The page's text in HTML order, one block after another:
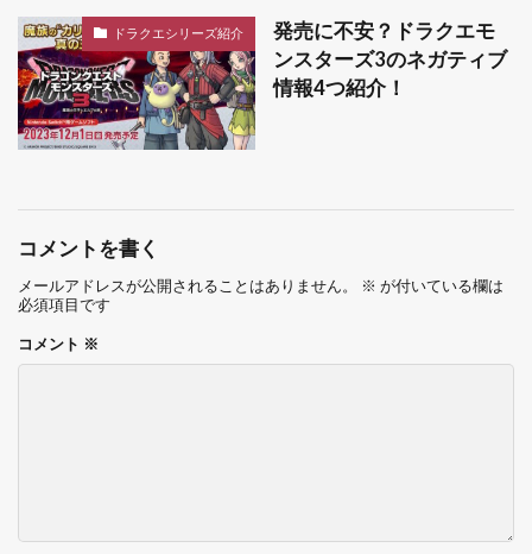
ドラクエシリーズ紹介
発売に不安？ドラクエモ
ンスターズ3のネガティブ
情報4つ紹介！
コメントを書く
メールアドレスが公開されることはありません。 ※ が付いている欄は
必須項目です
コメント ※